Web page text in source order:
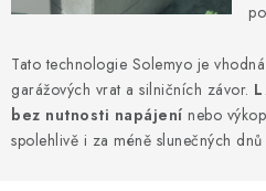
KOMPONENTY PRO PLOTY
Tato technologie Solemyo je
garážových vrat a silničních závor.
bez nutnosti napájení nebo
spolehlivě i za méně slunečných